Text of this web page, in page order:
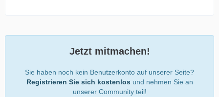
Jetzt mitmachen!
Sie haben noch kein Benutzerkonto auf unserer Seite?
Registrieren Sie sich kostenlos und nehmen Sie an
unserer Community teil!